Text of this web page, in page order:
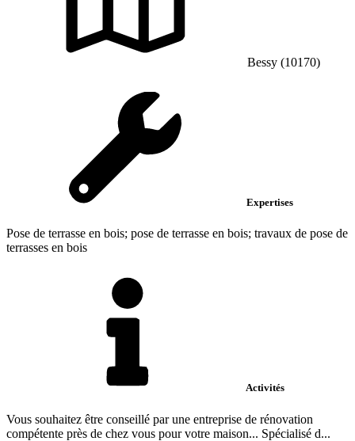
Bessy (10170)
Expertises
Pose de terrasse en bois; pose de terrasse en bois; travaux de pose de
terrasses en bois
Activités
Vous souhaitez être conseillé par une entreprise de rénovation
compétente près de chez vous pour votre maison... Spécialisé d...